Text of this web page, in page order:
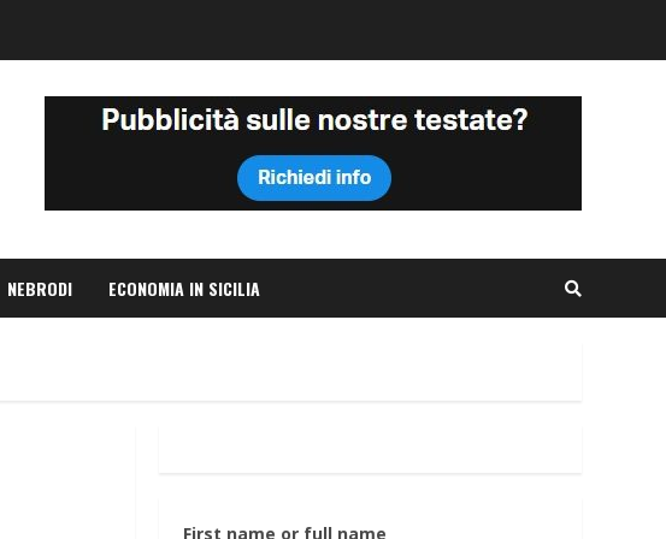
NEBRODI ECONOMIA IN SICILIA
First name or full name